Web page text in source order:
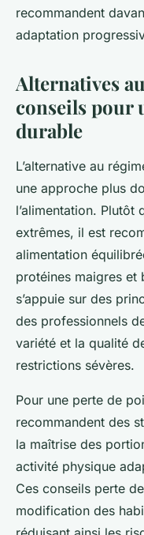
recommandent
adaptation
Alternatives
conseils pour
durable
L’alternative au
une approche plus
l’alimentation. Plutôt
extrêmes, il est
alimentation
protéines maigres et
s’appuie sur des
des professionnels
variété et la qualité
restrictions sévères.
Pour une perte de
recommandent des
la maîtrise des
activité physique
Ces conseils perte
modification des